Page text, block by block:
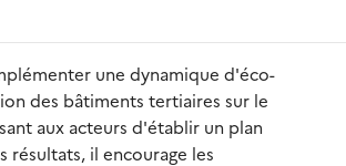
une dynamique d'éco-
des bâtiments tertiaires sur le
aux acteurs d'établir un plan
il encourage les